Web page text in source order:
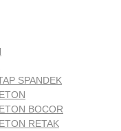
SPANDEK
BOCOR
RETAK